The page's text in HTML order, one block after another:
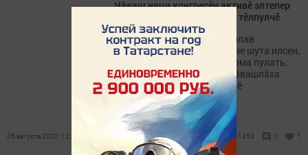
Чăваш наци конгресӗн активӗ элтепер
тивӗçӗсене пурнăçлаканпа тӗлпулчӗ
Чăваш Республикикнче суйлав
кампанийӗ аталанса пынине шута илсен,
тӗлпулу сăлтавне ăнлантарма пулать,
çапах та калаçу ытларах чăвашлăха
малалла ярасси пирки пычӗ
06 августа 2020, 12:06 1353 0 1